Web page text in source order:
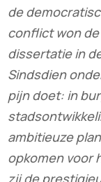
de
conflict won
dissertatie in
Sindsdien
pijn doet: in
ambitieuze
opkomen voor
zij de